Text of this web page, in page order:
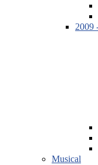
2009
Musical